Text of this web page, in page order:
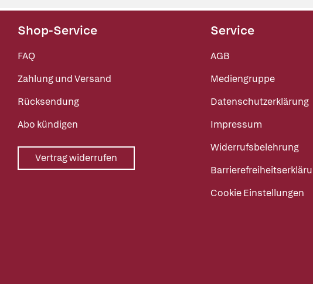
Shop-Service
FAQ
Zahlung und Versand
Rücksendung
Abo kündigen
Vertrag widerrufen
Service
AGB
Mediengruppe
Datenschutzerklärung
Impressum
Widerrufsbelehrung
Cookie Einstellungen